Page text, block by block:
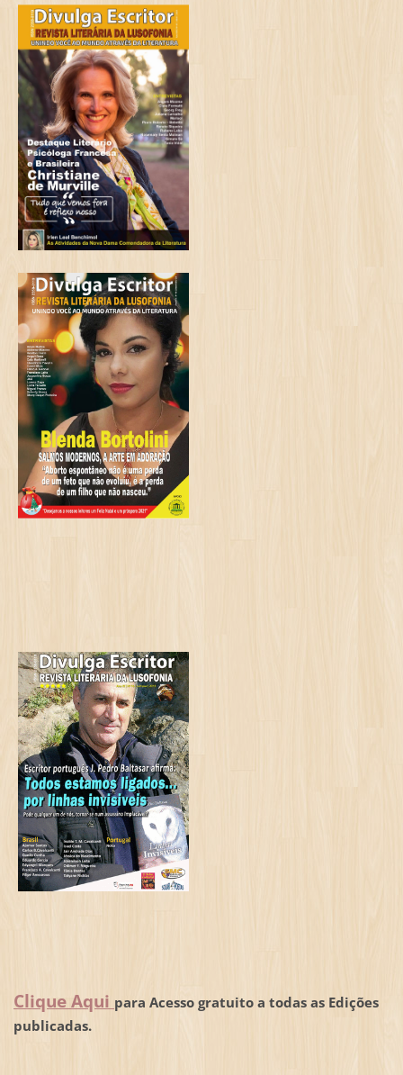
Clique Aqui para Acesso gratuito a todas as Edições
publicadas.